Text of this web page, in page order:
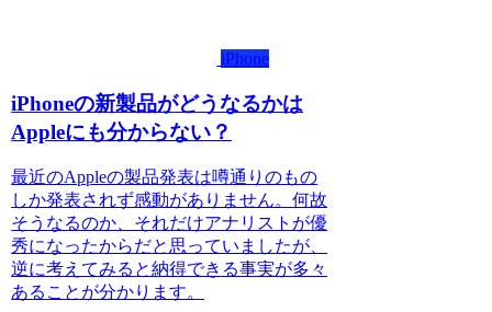
iPhone
iPhoneの新製品がどうなるかは
Appleにも分からない？
最近のAppleの製品発表は噂通りのもの
しか発表されず感動がありません。何故
そうなるのか、それだけアナリストが優
秀になったからだと思っていましたが、
逆に考えてみると納得できる事実が多々
あることが分かります。